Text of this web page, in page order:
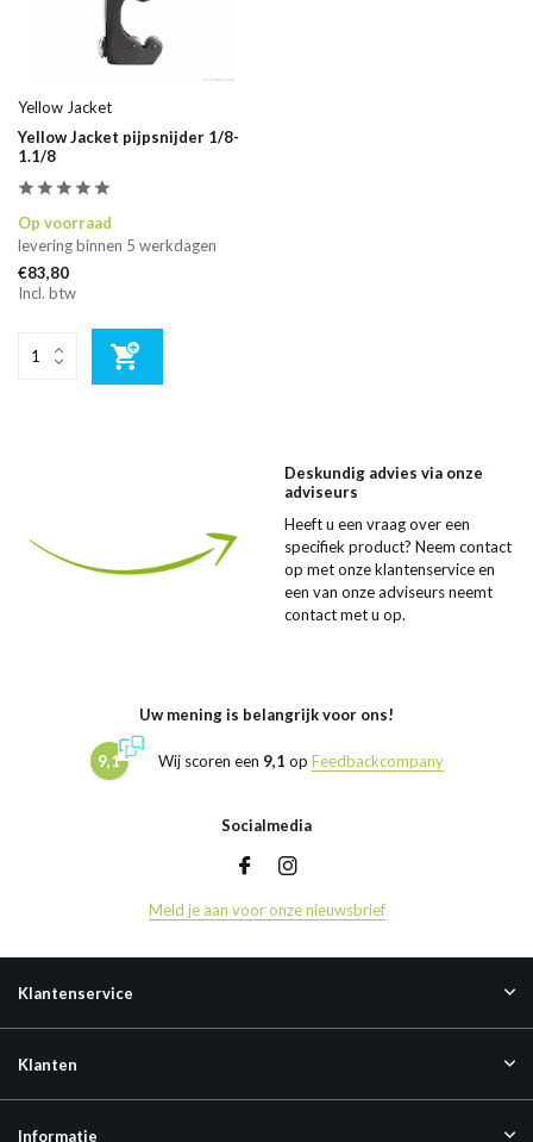
Yellow Jacket
Yellow Jacket pijpsnijder 1/8-
1.1/8
Op voorraad
levering binnen 5 werkdagen
€83,80
Incl. btw
Deskundig advies via onze
adviseurs
Heeft u een vraag over een
specifiek product? Neem contact
op met onze klantenservice en
een van onze adviseurs neemt
contact met u op.
Uw mening is belangrijk voor ons!
9,1 Wij scoren een 9,1 op Feedbackcompany
Socialmedia
Meld je aan voor onze nieuwsbrief
Klantenservice
Klanten
Informatie